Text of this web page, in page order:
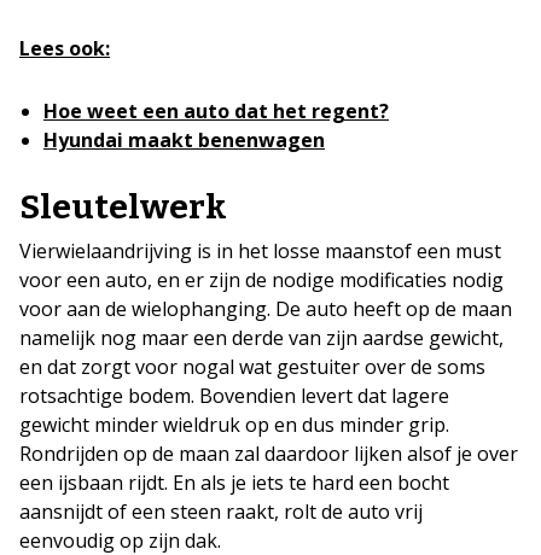
Lees ook:
Hoe weet een auto dat het regent?
Hyundai maakt benenwagen
Sleutelwerk
Vierwielaandrijving is in het losse maanstof een must
voor een auto, en er zijn de nodige modificaties nodig
voor aan de wielophanging. De auto heeft op de maan
namelijk nog maar een derde van zijn aardse gewicht,
en dat zorgt voor nogal wat gestuiter over de soms
rotsachtige bodem. Bovendien levert dat lagere
gewicht minder wieldruk op en dus minder grip.
Rondrijden op de maan zal daardoor lijken alsof je over
een ijsbaan rijdt. En als je iets te hard een bocht
aansnijdt of een steen raakt, rolt de auto vrij
eenvoudig op zijn dak.